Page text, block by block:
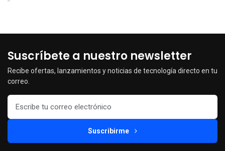
Suscríbete a nuestro newsletter
Recibe ofertas, lanzamientos y noticias de tecnología directo en tu
correo.
Suscribirme